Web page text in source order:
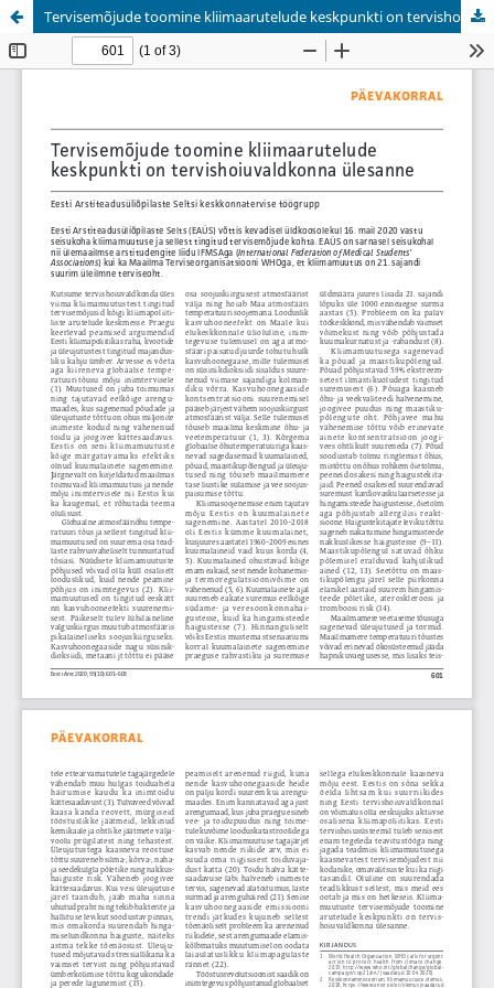
Tervisemõjude toomine kliimaarutelude keskpunkti on tervishoiuvaldkonna ülesanne